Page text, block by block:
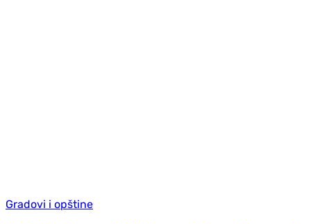
Gradovi i opštine